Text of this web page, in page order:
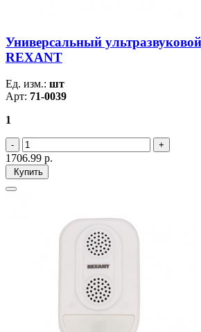
Универсальный
REXANT
Ед. изм.: шт
Арт: 71-0039
1
1706.99 р.
Купить